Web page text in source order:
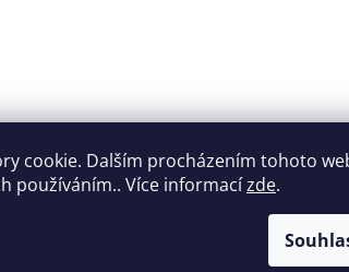
cookie. Dalším procházením tohoto
používáním.. Více informacízde.
Široký výběr
nábytku za